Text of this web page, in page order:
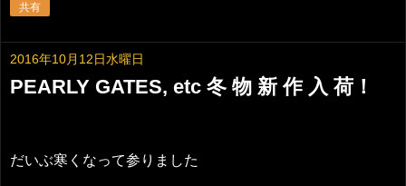
共有
2016年10月12日水曜日
PEARLY GATES, etc 冬 物 新 作 入 荷！
だいぶ寒くなって参りました